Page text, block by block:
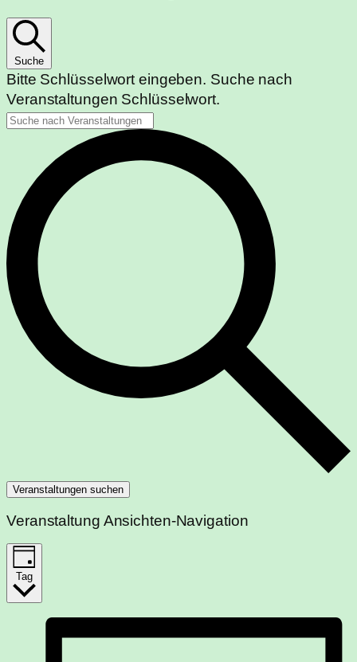
Suche
Bitte Schlüsselwort eingeben. Suche nach
Veranstaltungen Schlüsselwort.
Veranstaltungen suchen
Veranstaltung Ansichten-Navigation
Tag